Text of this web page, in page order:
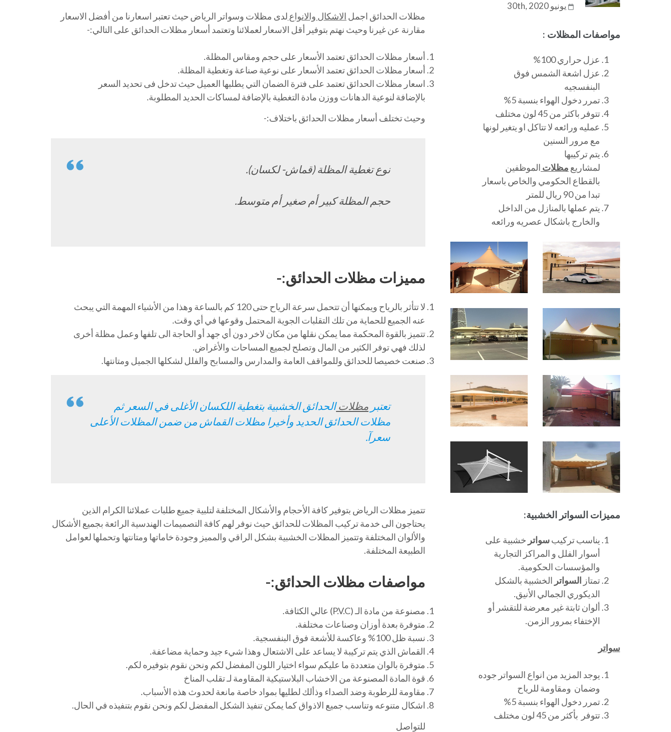
مظلات الحدائق اجمل الاشكال والانواع لدى مظلات وسواتر الرياض حيث تعتبر اسعارنا من أفضل الاسعار
مقارنة عن غيرنا وحيث نهتم بتوفير أقل الاسعار لعملائنا وتعتمد أسعار مظلات الحدائق على التالي:-
أسعار مظلات الحدائق تعتمد الأسعار على حجم ومقاس المظلة.
أسعار مظلات الحدائق تعتمد الأسعار على نوعية صناعة وتغطية المظلة.
اسعار مظلات الحدائق تعتمد على فترة الضمان التي يطلبها العميل حيث تدخل فى تحديد السعر
بالإضافة لنوعية الدهانات ووزن مادة التغطية بالإضافة لمساكات الحديد المطلوبة.
وحيث تختلف أسعار مظلات الحدائق باختلاف:-
نوع تغطية المظلة (قماش- لكسان).
حجم المظلة كبير أم صغير أم متوسط.
مميزات مظلات الحدائق:-
لا تتأثر بالرياح ويمكنها أن تتحمل سرعة الرياح حتى 120 كم بالساعة وهذا من الأشياء المهمة التي يبحث
عنه الجميع للحماية من تلك التقلبات الجوية المحتمل وقوعها في أي وقت.
تتميز بالقوة المحكمة مما يمكن نقلها من مكان لاخر دون أي جهد أو الحاجة الى تلفها وعمل مظلة أخرى
لذلك فهي توفر الكثير من المال وتصلح لجميع المساحات والأغراض.
صنعت خصيصا للحدائق وللمواقف العامة والمدارس والمسابح والفلل لشكلها الجميل ومتانتها.
تعتبر مظلاتالحدائق الخشبية بتغطية اللكسان الأغلى في السعر ثم
مظلات الحدائق الحديد وأخيرا مظلات القماش من ضمن المظلات الأعلى
سعرآ.
تتميز مظلات الرياض بتوفير كافة الأحجام والأشكال المختلفة لتلبية جميع طلبات عملائنا الكرام الذين
يحتاجون الى خدمة تركيب المظلات للحدائق حيث نوفر لهم كافة التصميمات الهندسية الرائعة بجميع الأشكال
والألوان المختلفة وتتميز المظلات الخشبية بشكل الراقي والمميز وجودة خاماتها ومتانتها وتحملها لعوامل
الطبيعة المختلفة.
مواصفات مظلات الحدائق:-
مصنوعة من مادة الـ (P.V.C) عالي الكثافة.
متوفرة بعدة أوزان وصناعات مختلفة.
نسبة ظل 100% وعاكسة للأشعة فوق البنفسجية.
القماش الذي يتم تركيبة لا يساعد على الاشتعال وهذا شيء جيد وحماية مضاعفة.
متوفرة بالوان متعددة ما عليكم سواء اختيار اللون المفضل لكم ونحن نقوم بتوفيره لكم.
قوة المادة المصنوعة من الاخشاب البلاستيكية المقاومة لـ تقلب المناخ
مقاومة للرطوبة وضد الصداء وذألك لطليها بمواد خاصة مانعة لحدوث هذه الأسباب.
اشكال متنوعه وتناسب جميع الاذواق كما يمكن تنفيذ الشكل المفضل لكم ونحن نقوم بتنفيذه في الحال.
للتواصل
يونيو 30th, 2020
مواصفات المظلات :
عزل حراري 100%
عزل اشعة الشمس فوق
البنفسجيه
تمرر دخول الهواء بنسبة 5%
تتوفر باكثر من 45 لون مختلف
عمليه ورائعه لا تتاكل او يتغير لونها
مع مرور السنين
يتم تركيبها
لمشاريع مظلات الموظفين
بالقطاع الحكومي والخاص باسعار
تبدا من 90 ريال للمتر
يتم عملها بالمنازل من الداخل
والخارج باشكال عصريه ورائعه
مميزات السواتر الخشبية:
يناسب تركيبسواتر خشبية على
أسوار الفلل و المراكز التجارية
والمؤسسات الحكومية.
تمتاز السواتر الخشبية بالشكل
الديكوري الجمالي الأنيق.
ألوان ثابتة غير معرضة للتقشر أو
الإختفاء بمرور الزمن.
سواتر
يوجد المزيد من انواع السواتر جوده
وضمان ومقاومة للرياح
تمرر دخول الهواء بنسبة 5%
تتوفر بأكثر من 45 لون مختلف